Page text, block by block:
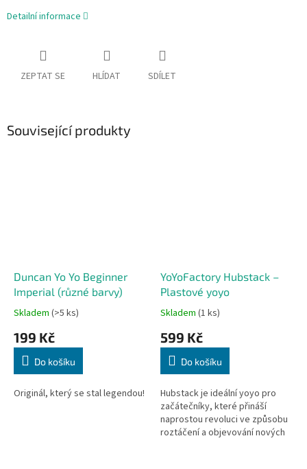
Detailní informace
ZEPTAT SE HLÍDAT SDÍLET
Související produkty
Duncan Yo Yo Beginner
Imperial (různé barvy)
Skladem (>5 ks)
199 Kč
Do košíku
Originál, který se stal legendou!
YoYoFactory Hubstack –
Plastové yoyo
Skladem (1 ks)
599 Kč
Do košíku
Hubstack je ideální yoyo pro
začátečníky, které přináší
naprostou revoluci ve způsobu
roztáčení a objevování nových